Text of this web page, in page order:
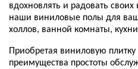
вдохновлять и радовать
наши виниловые полы для
холлов, ванной комнаты,
Приобретая виниловую
преимущества простоты